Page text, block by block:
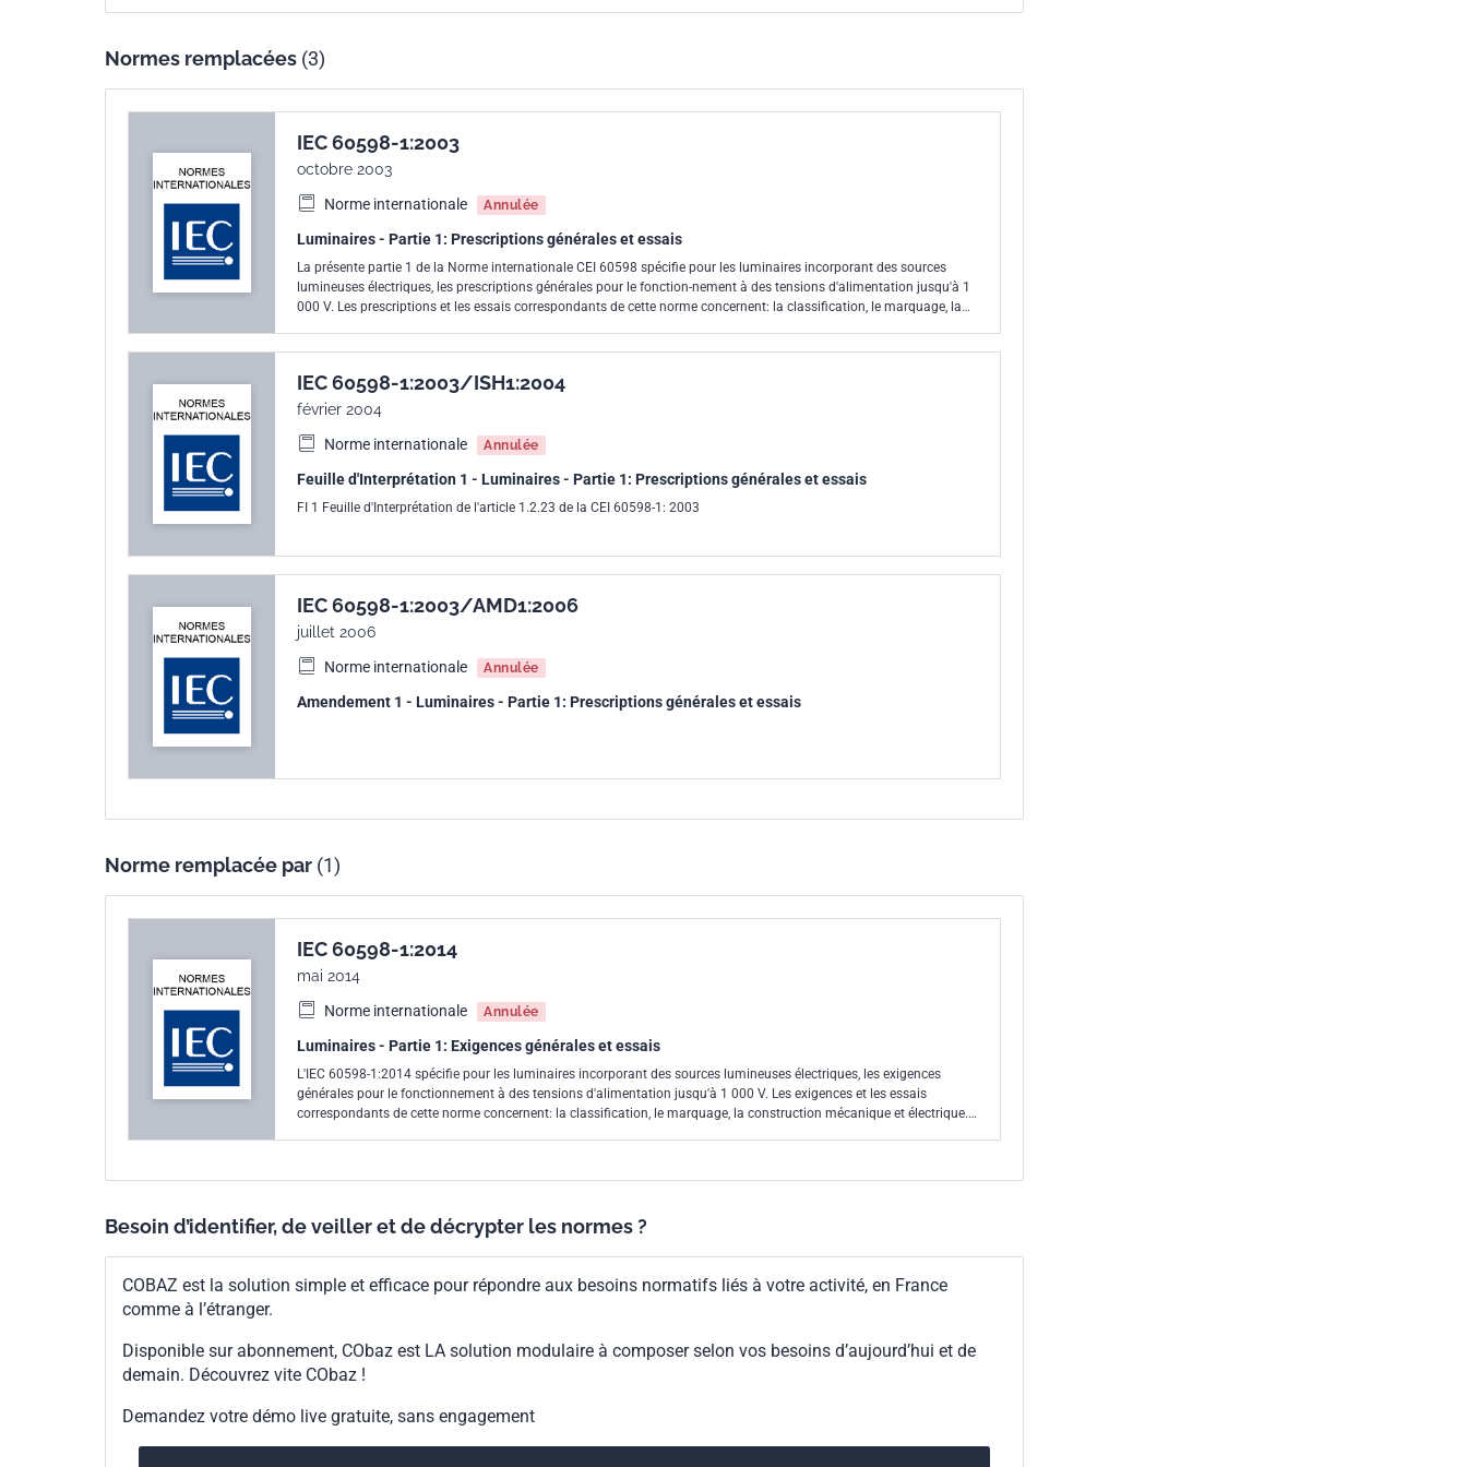
Borniers avec contact de terre intégré. Paragraphes 3.2.22, Figure 1: fusibles remplaçables.1.2.8, 8.2.1, 8.2.4, 8.2.5,
8.2.6: Accessibilité à l'isolation principale des luminaires. Paragraphes 2.4, 12.6, 3.2.9, 3.2.21, 4.16, Annexe D,
fixation concernant une action de rotation. Paragraphes 9.2: Exigences pour la protection contre la projection d'eau
sur les lampes. Le contenu des corrigenda d'octobre 2011 et décembre 2011 a été pris en considération dans cet
exemplaire.
Normes remplacées (3)
IEC 60598-1:2003
octobre 2003
Norme internationale
Annulée
Luminaires - Partie 1: Prescriptions générales et essais
La présente partie 1 de la Norme internationale CEI 60598 spécifie pour les luminaires incorporant des sources
lumineuses électriques, les prescriptions générales pour le fonction-nement à des tensions d'alimentation jusqu'à 1
000 V. Les prescriptions et les essais correspondants de cette norme concernent: la classification, le marquage, la
IEC 60598-1:2003/ISH1:2004
février 2004
Norme internationale
Annulée
Feuille d'Interprétation 1 - Luminaires - Partie 1: Prescriptions générales et essais
FI 1 Feuille d'Interprétation de l'article 1.2.23 de la CEI 60598-1: 2003
IEC 60598-1:2003/AMD1:2006
juillet 2006
Norme internationale
Annulée
Amendement 1 - Luminaires - Partie 1: Prescriptions générales et essais
Norme remplacée par (1)
IEC 60598-1:2014
mai 2014
Norme internationale
Annulée
Luminaires - Partie 1: Exigences générales et essais
L'IEC 60598-1:2014 spécifie pour les luminaires incorporant des sources lumineuses électriques, les exigences
générales pour le fonctionnement à des tensions d'alimentation jusqu'à 1 000 V. Les exigences et les essais
correspondants de cette norme concernent: la classification, le marquage, la construction mécanique et électrique.
de décembre 2015, de mai 2017 et la feuille d'interprétation 1 de mai 2016 a été pris en considération dans cet
Besoin d’identifier, de veiller et de décrypter les normes ?
COBAZ est la solution simple et efficace pour répondre aux besoins normatifs liés à votre activité, en France
comme à l’étranger.
Disponible sur abonnement, CObaz est LA solution modulaire à composer selon vos besoins d’aujourd’hui et de
demain. Découvrez vite CObaz !
Demandez votre démo live gratuite, sans engagement